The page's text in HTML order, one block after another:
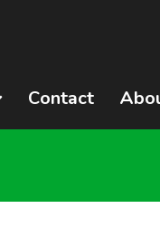
Contact